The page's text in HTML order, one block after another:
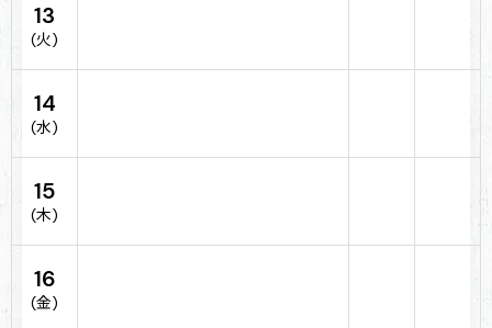
13
(火)
14
(水)
15
(木)
16
(金)